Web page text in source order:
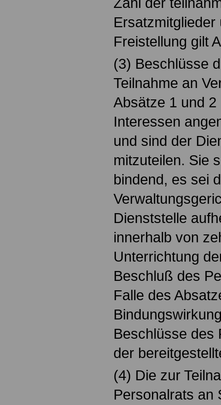
Freistellung gilt
(3) Beschlüsse
Teilnahme an
Absätze 1 und
Interessen
und sind der
mitzuteilen. Sie
bindend, es sei
Dienststelle
innerhalb von
Unterrichtung
Beschluß des
Falle des
Beschlüsse des
der
(4) Die zur
Personalrats an